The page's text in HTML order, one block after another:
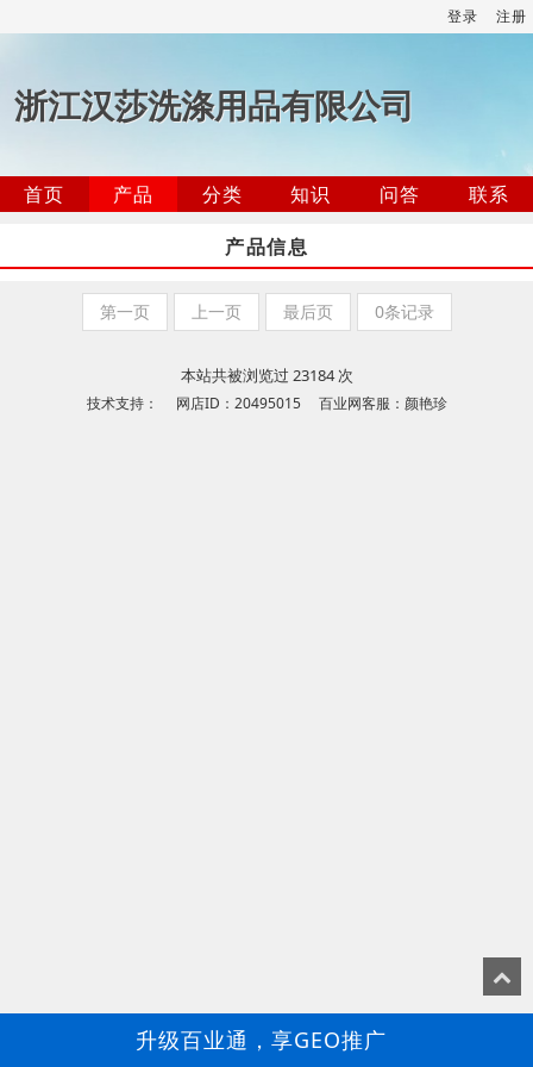
登录 注册
浙江汉莎洗涤用品有限公司
首页 产品 分类 知识 问答
联系
产品信息
第一页 上一页 最后页 0条记录
本站共被浏览过 23184 次
技术支持： 网店ID：20495015 百业网客服：颜艳珍
升级百业通，享GEO推广